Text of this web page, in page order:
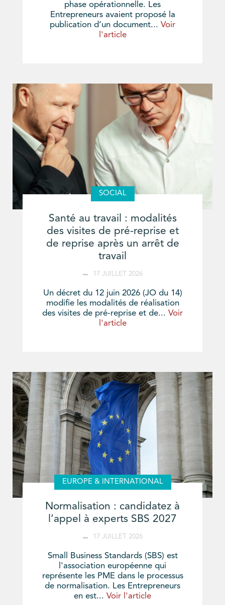
phase opérationnelle. Les
Entrepreneurs avaient proposé la
publication d’un document... Voir
l'article
SOCIAL
Santé au travail : modalités
des visites de pré-reprise et
de reprise après un arrêt de
travail
17 JUILLET 2026
Un décret du 12 juin 2026 (JO du 14)
modifie les modalités de réalisation
des visites de pré-reprise et de... Voir
l'article
EUROPE & INTERNATIONAL
Normalisation : candidatez à
l’appel à experts SBS 2027
17 JUILLET 2026
Small Business Standards (SBS) est
l'association européenne qui
représente les PME dans le processus
de normalisation. Les Entrepreneurs
en est... Voir l'article